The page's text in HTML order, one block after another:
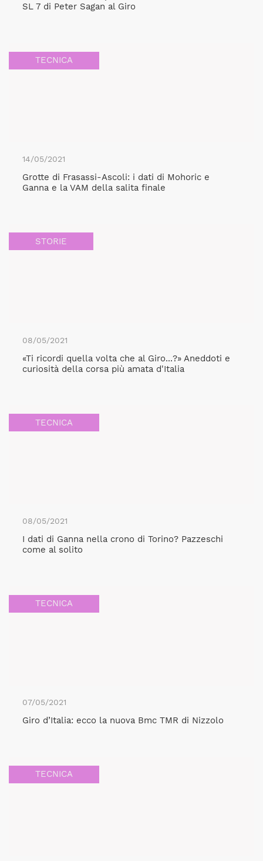
SL 7 di Peter Sagan al Giro
TECNICA
14/05/2021
Grotte di Frasassi-Ascoli: i dati di Mohoric e
Ganna e la VAM della salita finale
STORIE
08/05/2021
«Ti ricordi quella volta che al Giro...?» Aneddoti e
curiosità della corsa più amata d'Italia
TECNICA
08/05/2021
I dati di Ganna nella crono di Torino? Pazzeschi
come al solito
TECNICA
07/05/2021
Giro d’Italia: ecco la nuova Bmc TMR di Nizzolo
TECNICA